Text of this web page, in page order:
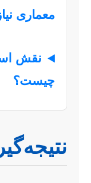
معماری
نقش
چیست؟